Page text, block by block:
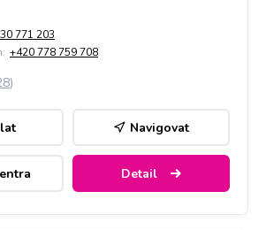
771 203
+420 778 759 708
)
Navigovat
Detail